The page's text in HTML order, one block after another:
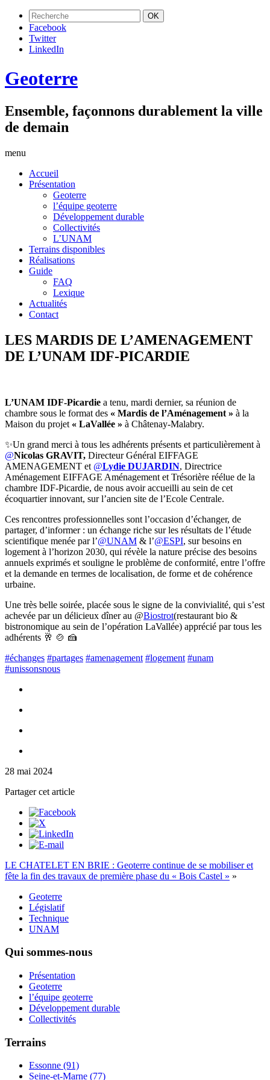
Facebook
Twitter
LinkedIn
Geoterre
Ensemble, façonnons durablement la ville
de demain
menu
Accueil
Présentation
Geoterre
l’équipe geoterre
Développement durable
Collectivités
L’UNAM
Terrains disponibles
Réalisations
Guide
FAQ
Lexique
Actualités
Contact
LES MARDIS DE L’AMENAGEMENT
DE L’UNAM IDF-PICARDIE
L’UNAM IDF-Picardie a tenu, mardi dernier, sa réunion de
chambre sous le format des « Mardis de l’Aménagement » à la
Maison du projet « LaVallée » à Châtenay-Malabry.
✨Un grand merci à tous les adhérents présents et particulièrement à
@Nicolas GRAVIT, Directeur Général EIFFAGE
AMENAGEMENT et @Lydie DUJARDIN, Directrice
Aménagement EIFFAGE Aménagement et Trésorière réélue de la
chambre IDF-Picardie, de nous avoir accueilli au sein de cet
écoquartier innovant, sur l’ancien site de l’Ecole Centrale.
Ces rencontres professionnelles sont l’occasion d’échanger, de
partager, d’informer : un échange riche sur les résultats de l’étude
scientifique menée par l’@UNAM & l’@ESPI, sur besoins en
logement à l’horizon 2030, qui révèle la nature précise des besoins
annuels exprimés et souligne le problème de conformité, entre l’offre
et la demande en termes de localisation, de forme et de cohérence
urbaine.
Une très belle soirée, placée sous le signe de la convivialité, qui s’est
achevée par un délicieux dîner au @Biostrot(restaurant bio &
bistronomique au sein de l’opération LaVallée) apprécié par tous les
adhérents 🥂 🍲 🍰
#échanges #partages #amenagement #logement #unam
#unissonsnous
28 mai 2024
Partager cet article
LE CHATELET EN BRIE : Geoterre continue de se mobiliser et
fête la fin des travaux de première phase du « Bois Castel » »
Geoterre
Législatif
Technique
UNAM
Qui sommes-nous
Présentation
Geoterre
l’équipe geoterre
Développement durable
Collectivités
Terrains
Essonne (91)
Seine-et-Marne (77)